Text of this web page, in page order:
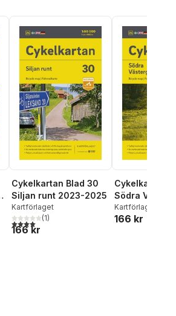
Cykelkartan Blad 30
Siljan runt 2023-2025
Kartförlaget
4,0utav 5 stjärnor. Totalt antal röster:
(1)
166 kr
Cykelkartan
Södra
2023-2025
Kartförlaget
166 kr